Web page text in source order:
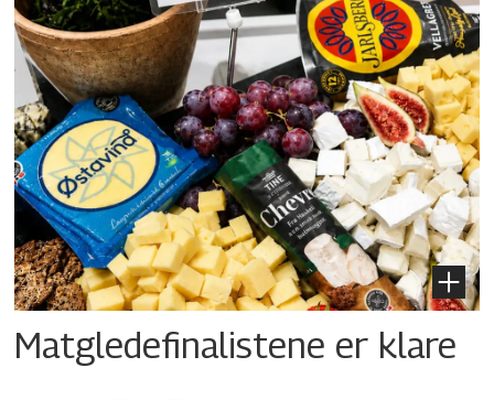
Matgledefinalistene er klare